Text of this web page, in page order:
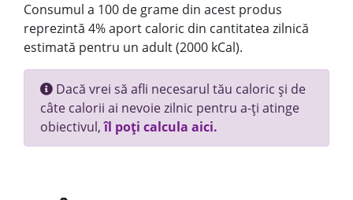
Consumul a 100 de grame din acest produs
reprezintă 4% aport caloric din cantitatea zilnică
estimată pentru un adult (2000 kCal).
Dacă vrei să afli necesarul tău caloric și de
câte calorii ai nevoie zilnic pentru a-ți atinge
obiectivul,îl poți calcula aici.